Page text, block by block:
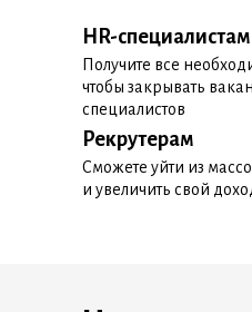
HR-специалистам
Получите все
чтобы закрывать
специалистов
Рекрутерам
Сможете уйти из
и увеличить свой